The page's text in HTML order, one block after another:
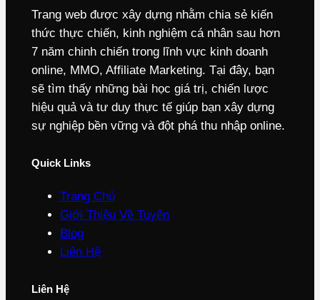
Trang web được xây dựng nhằm chia sẻ kiến
thức thực chiến, kinh nghiệm cá nhân sau hơn
7 năm chinh chiến trong lĩnh vực kinh doanh
online, MMO, Affiliate Marketing. Tại đây, bạn
sẽ tìm thấy những bài học giá trị, chiến lược
hiệu quả và tư duy thực tế giúp bạn xây dựng
sự nghiệp bền vững và đột phá thu nhập online.
Quick Links
Trang Chủ
Giới Thiệu Về Tuyên
Blog
Liên Hệ
Liên Hệ